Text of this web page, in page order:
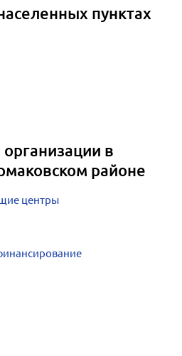
пунктах
в
районе
центры